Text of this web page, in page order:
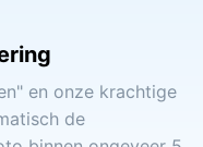
en onze krachtige
de